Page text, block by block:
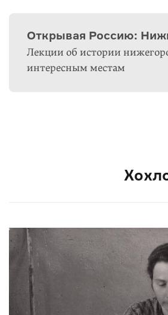
Открывая Россию:
Лекции об истории
интересным местам